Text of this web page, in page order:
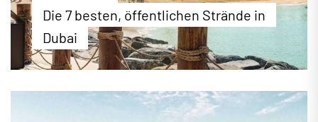
Die 7 besten, öffentlichen Strände in
Dubai
Auf einer Küstenlänge von mehr als 60 Kilometern
Dubai jede Menge Sand, Sonne und blaues Wasser
für einen rundum erholsamen Strandurlaub zu